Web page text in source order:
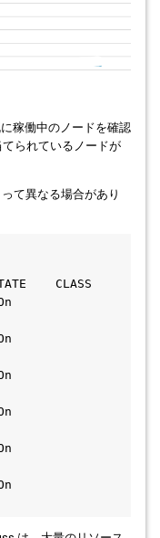
稼働中のノードを確認
られているノードが
て異なる場合があり
CLASS